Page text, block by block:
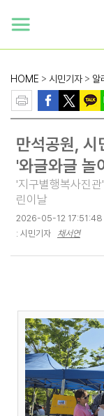
HOME > 시민기자 > 알
만석공원, 시
'와글와글 놀
'지구별행복사진
린이날
2026-05-12 17:51:48
: 시민기자 채서연